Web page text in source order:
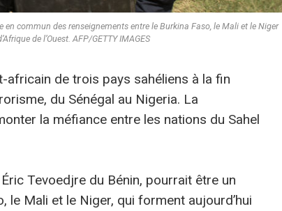
commun des renseignements entre le Burkina Faso, le Mali et le Niger
de l’Ouest. AFP/GETTY IMAGES
de trois pays sahéliens à la fin
du Sénégal au Nigeria. La
la méfiance entre les nations du Sahel
Tevoedjre du Bénin, pourrait être un
Mali et le Niger, qui forment aujourd’hui